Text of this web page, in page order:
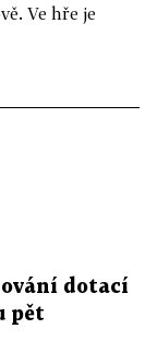
Ve hře je
dotací
pět